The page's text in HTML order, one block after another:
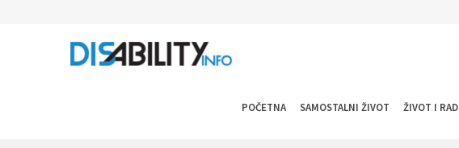
POČETNA SAMOSTALNI ŽIVOT ŽIVOT I RAD